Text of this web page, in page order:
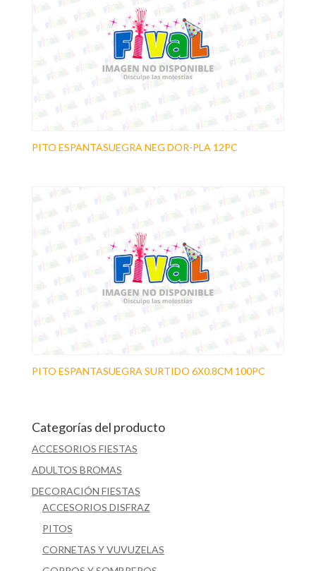
PITO ESPANTASUEGRA NEG DOR-PLA 12PC
PITO ESPANTASUEGRA SURTIDO 6X0.8CM 100PC
Categorías del producto
ACCESORIOS FIESTAS
ADULTOS BROMAS
DECORACIÓN FIESTAS
ACCESORIOS DISFRAZ
PITOS
CORNETAS Y VUVUZELAS